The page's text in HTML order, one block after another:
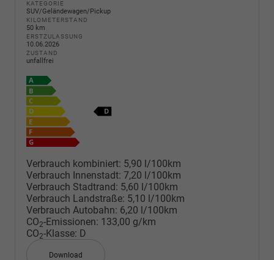
KATEGORIE
SUV/Geländewagen/Pickup
KILOMETERSTAND
50 km
ERSTZULASSUNG
10.06.2026
ZUSTAND
unfallfrei
Verbrauch kombiniert: 5,90 l/100km
Verbrauch Innenstadt: 7,20 l/100km
Verbrauch Stadtrand: 5,60 l/100km
Verbrauch Landstraße: 5,10 l/100km
Verbrauch Autobahn: 6,20 l/100km
CO2-Emissionen: 133,00 g/km
CO2-Klasse: D
Download